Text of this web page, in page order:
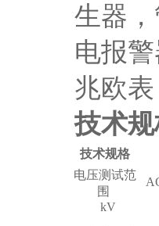
生器
电报
兆欧
技术
技术规格
电压测试范
围
kV